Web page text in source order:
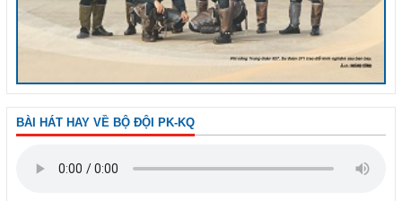
BÀI HÁT HAY VỀ BỘ ĐỘI PK-KQ